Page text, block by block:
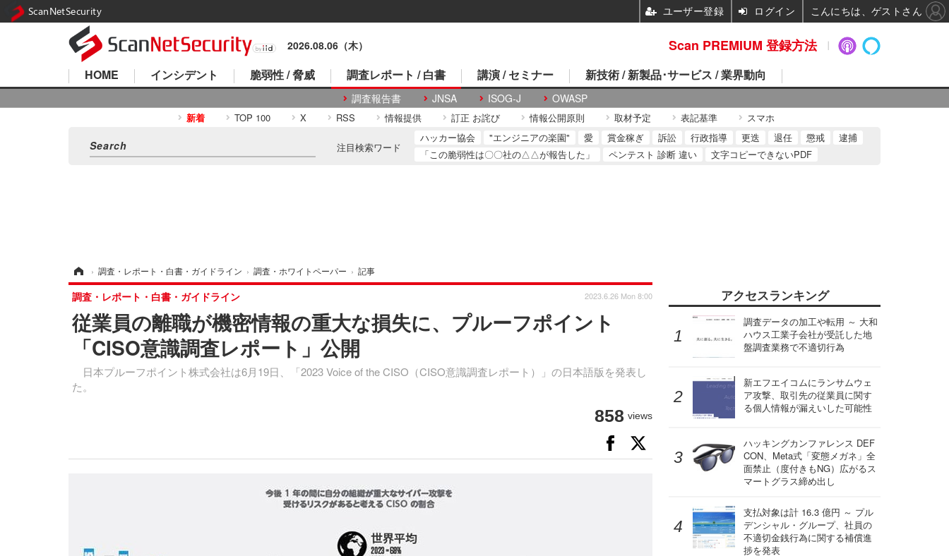
2026.08.06（木）
HOME インシデント 脆弱性 / 脅威 調査レポート / 白書
調査報告書 JNSA ISOG-J OWASP
講演 / セミナー 新技術 / 新製品･サービス / 業界動向
新着 TOP 100 X RSS 情報提供 訂正 お詫び 情報公開原則 取材予定 表記基準 スマホ
注目検索ワード
ハッカー協会 "エンジニアの楽園" 愛 賞金稼ぎ 訴訟 行政指導 更迭 退任 懲戒
逮捕
「この脆弱性は〇〇社の△△が報告した」
ペンテスト 診断 違い 文字コピーできないPDF
› 調査・レポート・白書・ガイドライン › 調査・ホワイトペーパー › 記事
従業員の離職が機密情報の重大な損失に、プルーフポイント
「CISO意識調査レポート」公開
日本プルーフポイント株式会社は6月19日、「2023 Voice of the CISO（CISO意識調査レポート）」の日本語版を発表し
た。
調査・レポート・白書・ガイドライン 2023.6.26 Mon 8:00
858 views
アクセスランキング
調査データの加工や転用 ～ 大和
ハウス工業子会社が受託した地
盤調査業務で不適切行為
新エフエイコムにランサムウェ
ア攻撃、取引先の従業員に関す
る個人情報が漏えいした可能性
ハッキングカンファレンス DEF
CON、Meta式「変態メガネ」全
面禁止（度付きもNG）広がるス
マートグラス締め出し
支払対象は計 16.3 億円 ～ プル
デンシャル・グループ、社員の
不適切金銭行為に関する補償進
捗を発表
Scan PREMIUM 登録方法
ScanNetSecurity ユーザー登録 ログイン こんにちは、ゲストさん